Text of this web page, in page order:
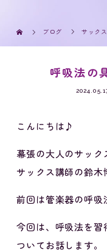
ブログ サック
呼吸法の
こんにちは♪
幕張の大人のサッ
サックス講師の鈴木
前回は管楽器の呼吸
今回は、呼吸法を習
ついてお話します。